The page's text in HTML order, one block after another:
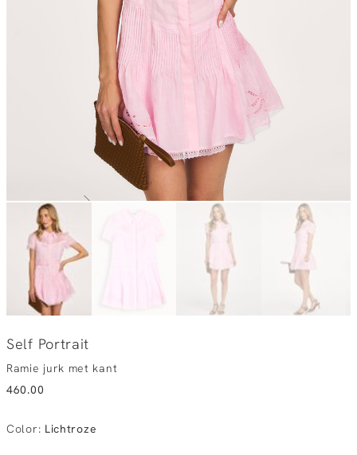
Self Portrait
Ramie jurk met kant
460.00
Color: Lichtroze